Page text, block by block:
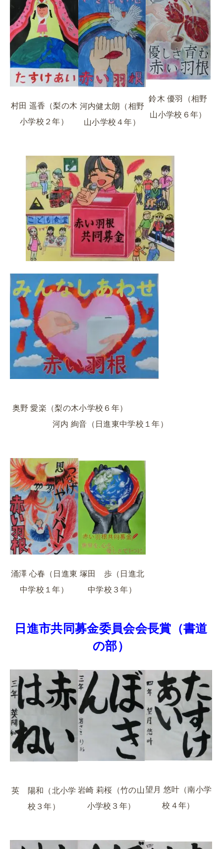
村田 遥香（梨の木
小学校２年）
河内健太朗（相野
山小学校４年）
鈴木 優羽（相野
山小学校６年）
奥野 愛楽（梨の木小学校６年）
河内 絢音（日進東中学校１年）
涌澤 心春（日進東
中学校１年）
塚田 歩（日進北
中学校３年）
日進市共同募金委員会会長賞（書道
の部）
英 陽和（北小学
校３年）
岩崎 莉桜（竹の山
小学校３年）
望月 悠叶（南小学
校４年）